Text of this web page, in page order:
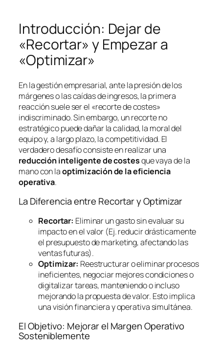
Introducción: Dejar de
«Recortar» y Empezar a
«Optimizar»
En la gestión empresarial, ante la presión de los
márgenes o las caídas de ingresos, la primera
reacción suele ser el «recorte de costes»
indiscriminado. Sin embargo, un recorte no
estratégico puede dañar la calidad, la moral del
equipo y, a largo plazo, la competitividad. El
verdadero desafío consiste en realizar una
reducción inteligente de costesque vaya de la
mano con laoptimización de la eficiencia
operativa.
La Diferencia entre Recortar y Optimizar
Recortar: Eliminar un gasto sin evaluar su
impacto en el valor (Ej. reducir drásticamente
el presupuesto de marketing, afectando las
ventas futuras).
Optimizar: Reestructurar o eliminar procesos
ineficientes, negociar mejores condiciones o
digitalizar tareas, manteniendo o incluso
mejorando la propuesta de valor. Esto implica
una visión financiera y operativa simultánea.
El Objetivo: Mejorar el Margen Operativo
Sosteniblemente